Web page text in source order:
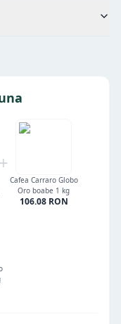
+
Cafea Carraro Globo
Oro boabe 1 kg
106.08RON